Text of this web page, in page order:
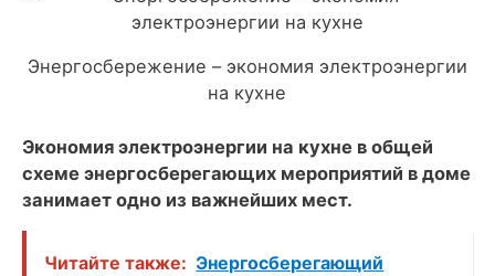
Энергосбережение – экономия электроэнергии
на кухне
Экономия электроэнергии на кухне в общей
схеме энергосберегающих мероприятий в доме
занимает одно из важнейших мест.
Читайте также: Энергосберегающий